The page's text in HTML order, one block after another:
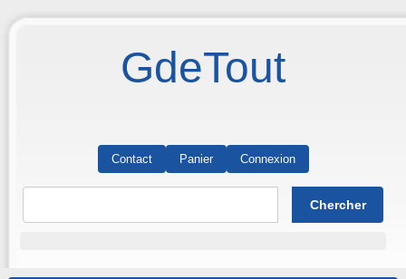
GdeTout
Contact Panier Connexion